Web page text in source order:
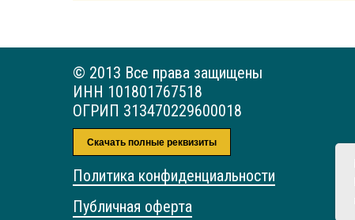
© 2013 Все права защищены
ИНН 101801767518
ОГРИП 313470229600018
Публичная оферта
Скачать полные реквизиты
Политика конфиденциальности